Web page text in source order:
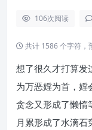
106次阅读
共计 1586 个字符，
想了很久才打算发
为万恶婬为首，婬
贪念又形成了懒惰
月累形成了水滴石